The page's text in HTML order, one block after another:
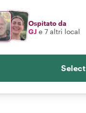
Ospitato da
GJ e 7 altri local
Select